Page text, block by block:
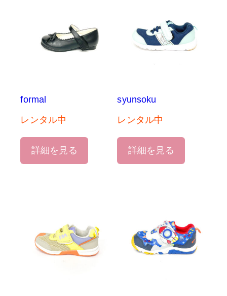
formal
レンタル中
詳細を見る
syunsoku
レンタル中
詳細を見る